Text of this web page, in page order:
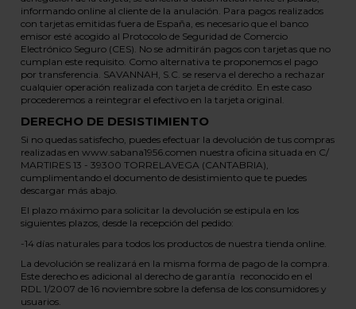
informando online al cliente de la anulación. Para pagos realizados
con tarjetas emitidas fuera de España, es necesario que el banco
emisor esté acogido al Protocolo de Seguridad de Comercio
Electrónico Seguro (CES). No se admitirán pagos con tarjetas que no
cumplan este requisito. Como alternativa te proponemos el pago
por transferencia. SAVANNAH, S.C. se reserva el derecho a rechazar
cualquier operación realizada con tarjeta de crédito. En este caso
procederemos a reintegrar el efectivo en la tarjeta original.
DERECHO DE DESISTIMIENTO
Si no quedas satisfecho, puedes efectuar la devolución de tus compras
realizadas en www.sabana1956.comen nuestra oficina situada en C/
MARTIRES 13 - 39300 TORRELAVEGA (CANTABRIA),
cumplimentando el documento de desistimiento que te puedes
descargar más abajo.
El plazo máximo para solicitar la devolución se estipula en los
siguientes plazos, desde la recepción del pedido:
-14 días naturales para todos los productos de nuestra tienda online.
La devolución se realizará en la misma forma de pago de la compra.
Este derecho es adicional al derecho de garantía reconocido en el
RDL 1/2007 de 16 noviembre sobre la defensa de los consumidores y
usuarios.